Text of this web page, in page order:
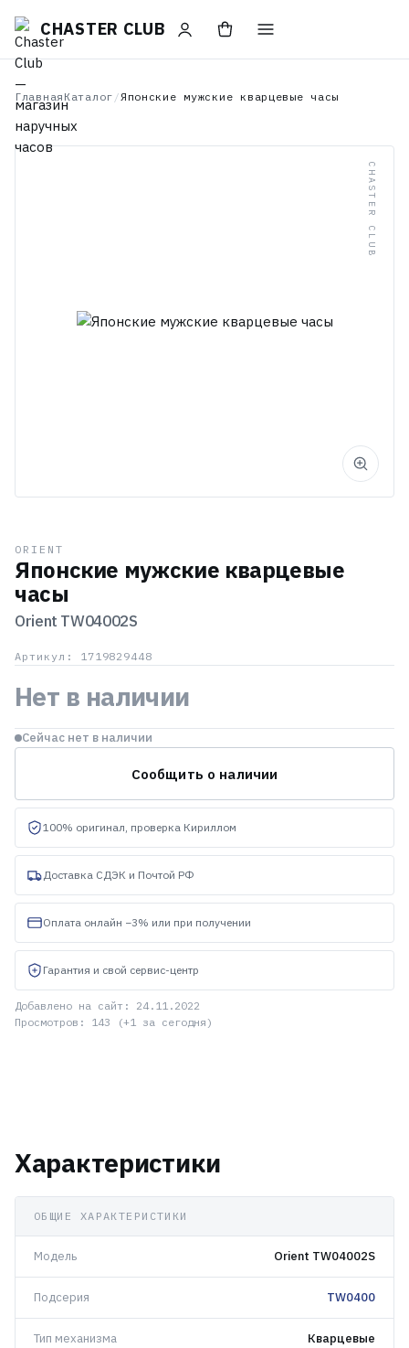
CHASTER CLUB
Главная Каталог /Японские мужские кварцевые часы
CHASTER CLUB
ORIENT
Японские мужские кварцевые
часы
Orient TW04002S
Артикул: 1719829448
Нет в наличии
Сейчас нет в наличии
Сообщить о наличии
100% оригинал, проверка Кириллом
Доставка СДЭК и Почтой РФ
Оплата онлайн −3% или при получении
Гарантия и свой сервис-центр
Добавлено на сайт: 24.11.2022
Просмотров: 143 (+1 за сегодня)
Характеристики
ОБЩИЕ ХАРАКТЕРИСТИКИ
Модель Orient TW04002S
Подсерия TW0400
Тип механизма Кварцевые